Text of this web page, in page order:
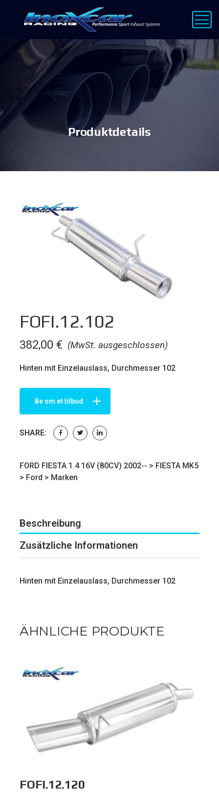
Produktdetails
FOFI.12.102
(MwSt. ausgeschlossen)
382,00 €
Hinten mit Einzelauslass, Durchmesser 102
Be om et tilbud
SHARE:
FORD FIESTA 1.4 16V (80CV) 2002-- > FIESTA MK5
> Ford > Marken
Beschreibung
Zusätzliche Informationen
Hinten mit Einzelauslass, Durchmesser 102
ÄHNLICHE PRODUKTE
FOFI.12.120